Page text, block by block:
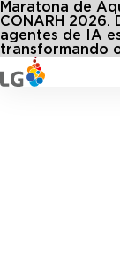
Maratona de
CONARH 2026.
agentes de IA
transformando o